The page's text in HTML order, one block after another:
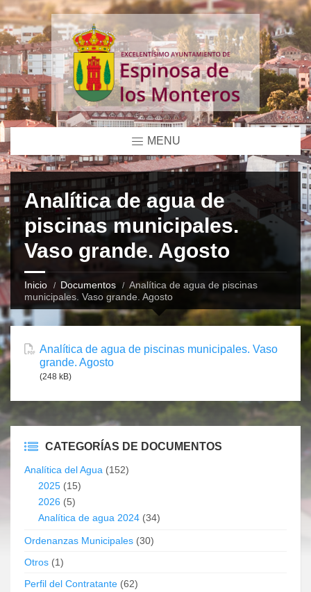
MENU
Analítica de agua de
piscinas municipales.
Vaso grande. Agosto
Inicio Documentos
Analítica de agua de piscinas
municipales. Vaso grande. Agosto
Analítica de agua de piscinas municipales. Vaso
grande. Agosto
(248 kB)
CATEGORÍAS DE DOCUMENTOS
Analítica del Agua (152)
2025 (15)
2026 (5)
Analítica de agua 2024 (34)
Ordenanzas Municipales (30)
Otros (1)
Perfil del Contratante (62)